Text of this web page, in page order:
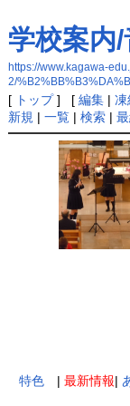
学校案内
https://www.kagawa-
2/
[ トップ] [ 編集| 凍
新規 | 一覧| 検索|
特色 | 最新情報|